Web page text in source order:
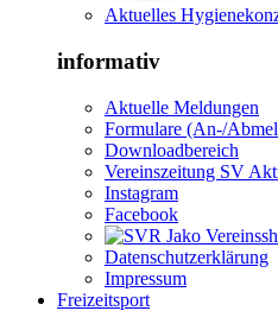
Aktuelles
informativ
Aktuelle Meldungen
Formulare (An-/
Downloadbereich
Vereinszeitung SV
Instagram
Facebook
Datenschutzerklärung
Impressum
Freizeitsport